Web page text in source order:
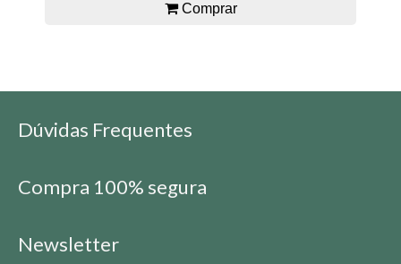
Comprar
Dúvidas Frequentes
Compra 100% segura
Newsletter